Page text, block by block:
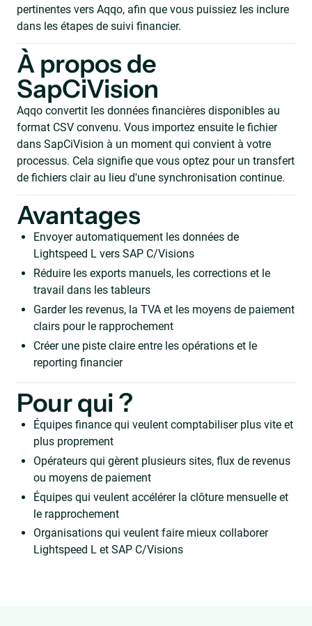
pertinentes vers Aqqo, afin que vous puissiez les inclure
dans les étapes de suivi financier.
À propos de
SapCiVision
Aqqo convertit les données financières disponibles au
format CSV convenu. Vous importez ensuite le fichier
dans SapCiVision à un moment qui convient à votre
processus. Cela signifie que vous optez pour un transfert
de fichiers clair au lieu d'une synchronisation continue.
Avantages
Envoyer automatiquement les données de
Lightspeed L vers SAP C/Visions
Réduire les exports manuels, les corrections et le
travail dans les tableurs
Garder les revenus, la TVA et les moyens de paiement
clairs pour le rapprochement
Créer une piste claire entre les opérations et le
reporting financier
Pour qui ?
Équipes finance qui veulent comptabiliser plus vite et
plus proprement
Opérateurs qui gèrent plusieurs sites, flux de revenus
ou moyens de paiement
Équipes qui veulent accélérer la clôture mensuelle et
le rapprochement
Organisations qui veulent faire mieux collaborer
Lightspeed L et SAP C/Visions